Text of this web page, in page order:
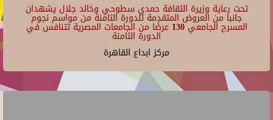
تحت رعاية وزيرة الثقافة حمدي سطوحي وخالد جلال يشهدان
جانبا من العروض المتقدمة للدورة الثامنة من مواسم نجوم
المسرح الجامعي 130 عرضًا من الجامعات المصرية تتنافس في
الدورة الثامنة
مركز ابداع القاهرة